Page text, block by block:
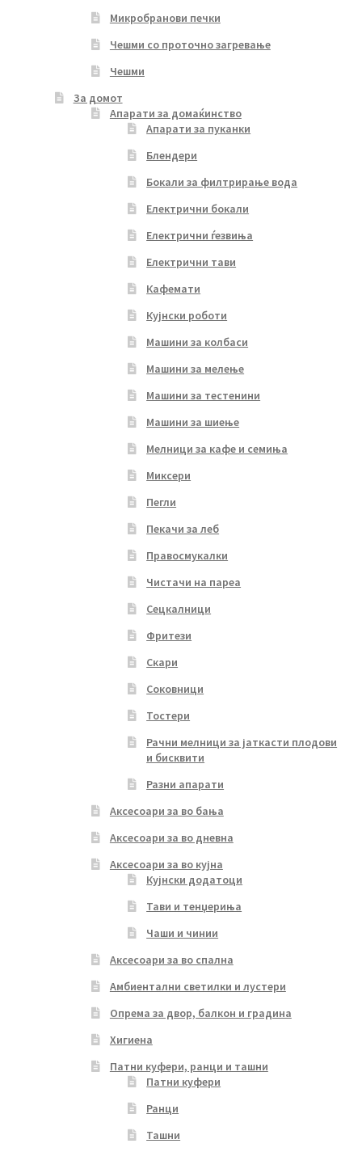
Микробранови печки
Чешми со проточно загревање
Чешми
За домот
Апарати за домаќинство
Апарати за пуканки
Блендери
Бокали за филтрирање вода
Електрични бокали
Електрични ѓезвиња
Електрични тави
Кафемати
Кујнски роботи
Машини за колбаси
Машини за мелење
Машини за тестенини
Машини за шиење
Мелници за кафе и семиња
Миксери
Пегли
Пекачи за леб
Правосмукалки
Чистачи на пареа
Сецкалници
Фритези
Скари
Соковници
Тостери
Рачни мелници за јаткасти плодови
и бисквити
Разни апарати
Аксесоари за во бања
Аксесоари за во дневна
Аксесоари за во кујна
Кујнски додатоци
Тави и тенџериња
Чаши и чинии
Аксесоари за во спална
Амбиентални светилки и лустери
Опрема за двор, балкон и градина
Хигиена
Патни куфери, ранци и ташни
Патни куфери
Ранци
Ташни